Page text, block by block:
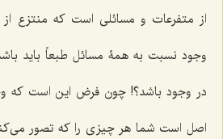
از متفرعات و مسائلی است که منتزع
وجود نسبت به همۀ مسائل طبعاً باید
در وجود باشد؟! چون فرض این است که
اصل است شما هر چیزی را که تصور